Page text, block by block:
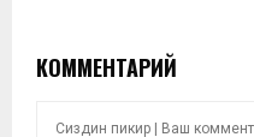
КОММЕНТАРИЙ